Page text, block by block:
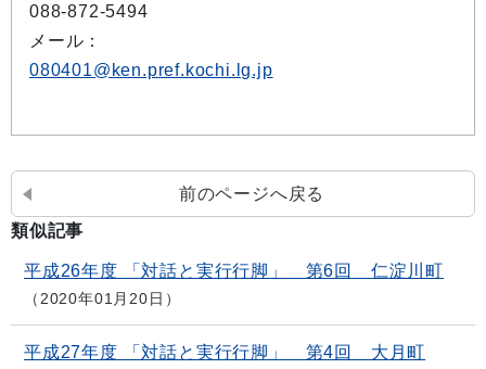
088-872-5494
メール：
080401@ken.pref.kochi.lg.jp
前のページへ戻る
類似記事
平成26年度 「対話と実行行脚」 第6回 仁淀川町
2020年01月20日
平成27年度 「対話と実行行脚」 第4回 大月町